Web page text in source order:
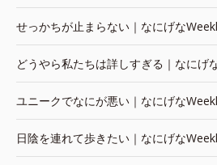
せっかちが止まらない｜なにげな
どうやら私たちは詳しすぎる｜なにげ
ユニークでなにが悪い｜なにげな
日陰を連れて歩きたい｜なにげな